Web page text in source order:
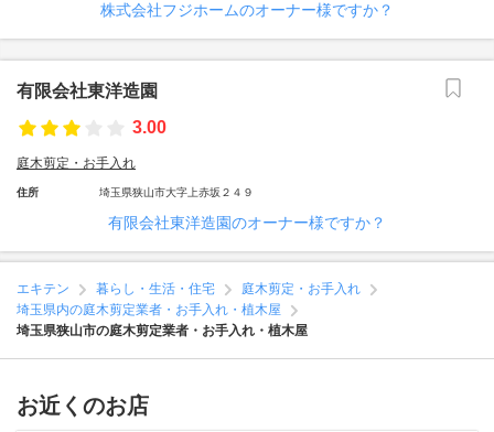
株式会社フジホームのオーナー様ですか？
有限会社東洋造園
3.00
庭木剪定・お手入れ
住所 埼玉県狭山市大字上赤坂２４９
有限会社東洋造園のオーナー様ですか？
エキテン 暮らし・生活・住宅
庭木剪定・お手入れ
埼玉県内の庭木剪定業者・お手入れ・植木屋
埼玉県狭山市の庭木剪定業者・お手入れ・植木屋
お近くのお店